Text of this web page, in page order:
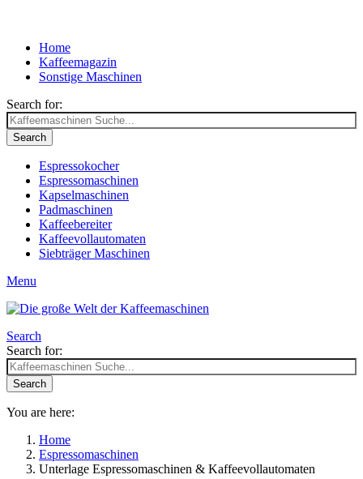
Home
Kaffeemagazin
Sonstige Maschinen
Search for:
Search
Espressokocher
Espressomaschinen
Kapselmaschinen
Padmaschinen
Kaffeebereiter
Kaffeevollautomaten
Siebträger Maschinen
Menu
Search
Search for:
Search
You are here:
Home
Espressomaschinen
Unterlage Espressomaschinen & Kaffeevollautomaten